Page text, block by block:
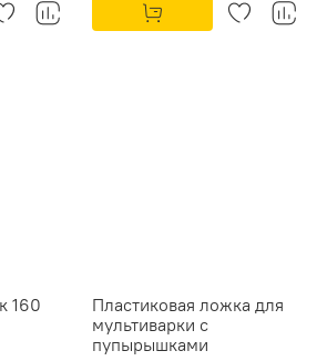
160
Пластиковая ложка для
мультиварки с
пупырышками